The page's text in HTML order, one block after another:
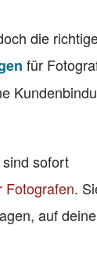
die
für
sofort
Fotografen.
auf